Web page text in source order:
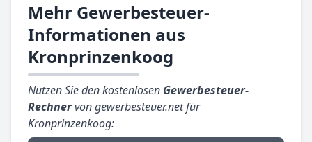
Mehr Gewerbesteuer-
Informationen aus
Kronprinzenkoog
Nutzen Sie den kostenlosen Gewerbesteuer-
Rechnervon gewerbesteuer.net für
Kronprinzenkoog: